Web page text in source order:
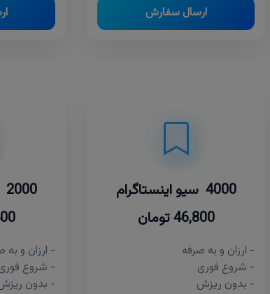
ارسال سفارش
4000 سیو اینستاگرام
46,800 تومان
- ارزان و به صرفه
- شروع فوری
- بدون ریزش
2000 سیو اینستاگرام
- ارزان و به
- شروع
- بدون